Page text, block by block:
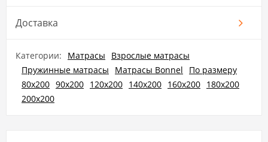
Доставка
Категории: Матрасы
Взрослые матрасы
Пружинные матрасы
Матрасы Bonnel
По размеру
80х200 90х200 120х200 140х200 160х200 180х200
200х200